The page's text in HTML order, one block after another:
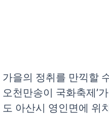
가을의 정취를 만끽할
오천만송이 국화축제’
도 아산시 영인면에 위